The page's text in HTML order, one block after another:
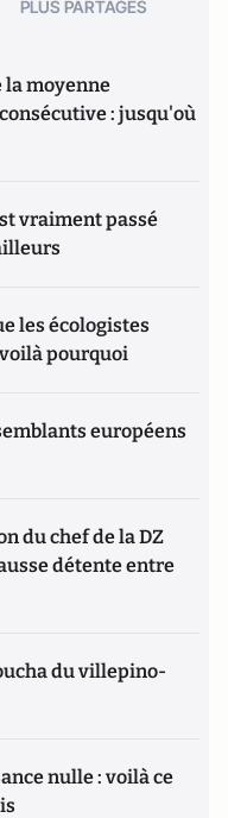
PLUS PARTAGES
la moyenne
: jusqu'où
vraiment passé
les écologistes
pourquoi
européens
du chef de la DZ
détente entre
du villepino-
nulle : voilà ce